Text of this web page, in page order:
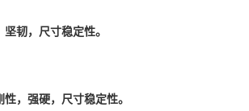
韧，尺寸稳定性。
，强硬，尺寸稳定性。